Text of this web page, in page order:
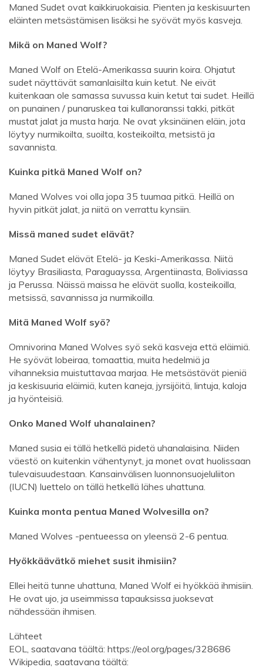
Maned Sudet ovat kaikkiruokaisia. Pienten ja keskisuurten
eläinten metsästämisen lisäksi he syövät myös kasveja.
Mikä on Maned Wolf?
Maned Wolf on Etelä-Amerikassa suurin koira. Ohjatut
sudet näyttävät samanlaisilta kuin ketut. Ne eivät
kuitenkaan ole samassa suvussa kuin ketut tai sudet. Heillä
on punainen / punaruskea tai kullanoranssi takki, pitkät
mustat jalat ja musta harja. Ne ovat yksinäinen eläin, jota
löytyy nurmikoilta, suoilta, kosteikoilta, metsistä ja
savannista.
Kuinka pitkä Maned Wolf on?
Maned Wolves voi olla jopa 35 tuumaa pitkä. Heillä on
hyvin pitkät jalat, ja niitä on verrattu kynsiin.
Missä maned sudet elävät?
Maned Sudet elävät Etelä- ja Keski-Amerikassa. Niitä
löytyy Brasiliasta, Paraguayssa, Argentiinasta, Boliviassa
ja Perussa. Näissä maissa he elävät suolla, kosteikoilla,
metsissä, savannissa ja nurmikoilla.
Mitä Maned Wolf syö?
Omnivorina Maned Wolves syö sekä kasveja että eläimiä.
He syövät lobeiraa, tomaattia, muita hedelmiä ja
vihanneksia muistuttavaa marjaa. He metsästävät pieniä
ja keskisuuria eläimiä, kuten kaneja, jyrsijöitä, lintuja, kaloja
ja hyönteisiä.
Onko Maned Wolf uhanalainen?
Maned susia ei tällä hetkellä pidetä uhanalaisina. Niiden
väestö on kuitenkin vähentynyt, ja monet ovat huolissaan
tulevaisuudestaan. Kansainvälisen luonnonsuojeluliiton
(IUCN) luettelo on tällä hetkellä lähes uhattuna.
Kuinka monta pentua Maned Wolvesilla on?
Maned Wolves -pentueessa on yleensä 2-6 pentua.
Hyökkäävätkö miehet susit ihmisiin?
Ellei heitä tunne uhattuna, Maned Wolf ei hyökkää ihmisiin.
He ovat ujo, ja useimmissa tapauksissa juoksevat
nähdessään ihmisen.
Lähteet
EOL, saatavana täältä: https://eol.org/pages/328686
Wikipedia, saatavana täältä: